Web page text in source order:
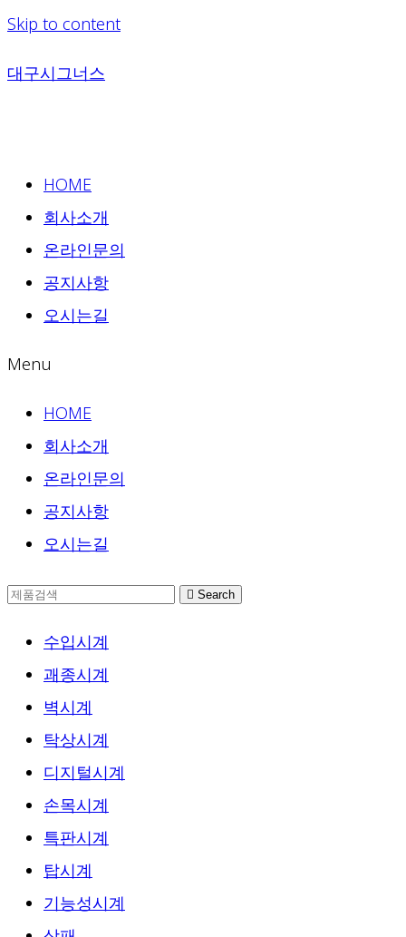
Skip to content
대구시그너스
HOME
회사소개
온라인문의
공지사항
오시는길
Menu
HOME
회사소개
온라인문의
공지사항
오시는길
Search
수입시계
괘종시계
벽시계
탁상시계
디지털시계
손목시계
특판시계
탑시계
기능성시계